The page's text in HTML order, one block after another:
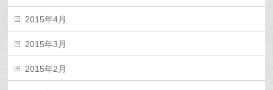
2015年4月
2015年3月
2015年2月